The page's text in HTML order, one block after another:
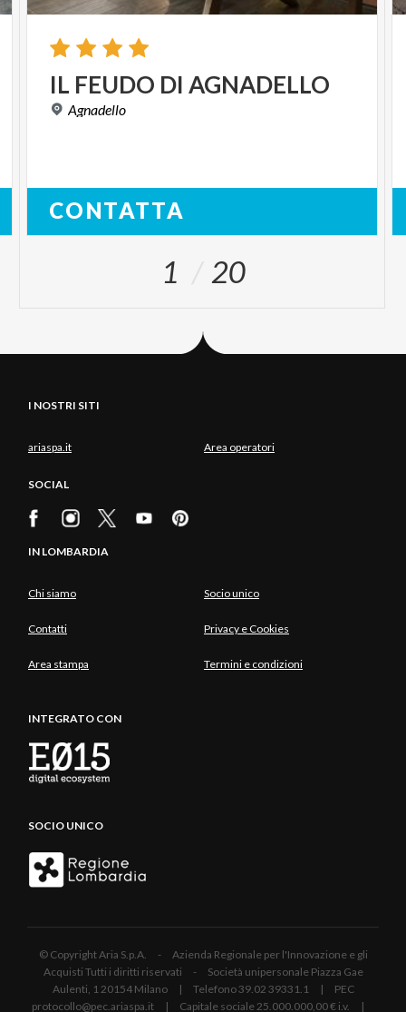
IL FEUDO DI AGNADELLO
Agnadello
CONTATTA
1 20
I NOSTRI SITI
ariaspa.it Area operatori
SOCIAL
IN LOMBARDIA
Chi siamo Socio unico
Contatti Privacy e Cookies
Area stampa Termini e condizioni
INTEGRATO CON
SOCIO UNICO
© Copyright Aria S.p.A. - Azienda Regionale per l'Innovazione e gli
Acquisti Tutti i diritti riservati - Società unipersonale Piazza Gae
Aulenti, 1 20154 Milano | Telefono 39.02 39331.1 | PEC
protocollo@pec.ariaspa.it | Capitale sociale 25.000.000,00 € i.v. |